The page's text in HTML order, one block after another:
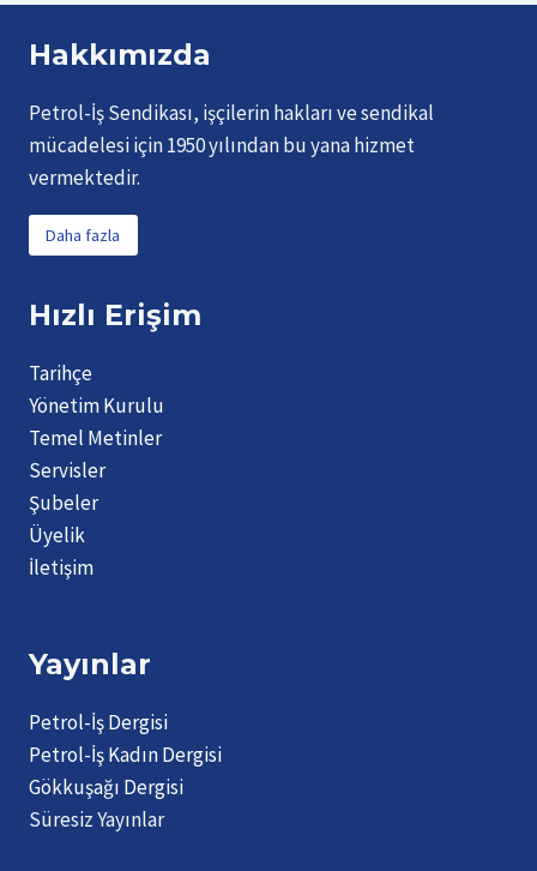
Hakkımızda
Petrol-İş Sendikası, işçilerin hakları ve sendikal
mücadelesi için 1950 yılından bu yana hizmet
vermektedir.
Daha fazla
Hızlı Erişim
Tarihçe
Yönetim Kurulu
Temel Metinler
Servisler
Şubeler
Üyelik
İletişim
Yayınlar
Petrol-İş Dergisi
Petrol-İş Kadın Dergisi
Gökkuşağı Dergisi
Süresiz Yayınlar